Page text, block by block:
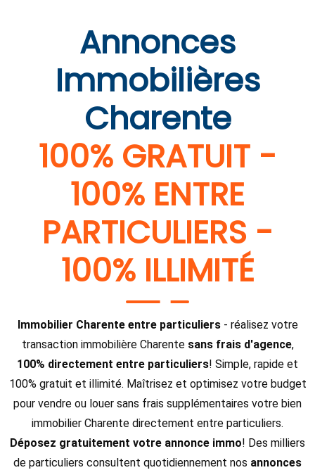
Annonces
Immobilières
Charente
100% GRATUIT -
100% ENTRE
PARTICULIERS -
100% ILLIMITÉ
Immobilier Charente entre particuliers- réalisez votre
transaction immobilière Charente sans frais d'agence,
100% directement entre particuliers! Simple, rapide et
100% gratuit et illimité. Maîtrisez et optimisez votre budget
pour vendre ou louer sans frais supplémentaires votre bien
immobilier Charente directement entre particuliers.
Déposez gratuitement votre annonce immo! Des milliers
de particuliers consultent quotidiennement nos annonces